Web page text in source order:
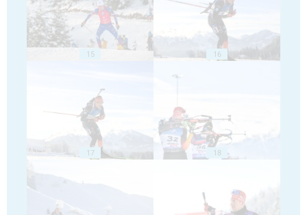
15 16
17 18